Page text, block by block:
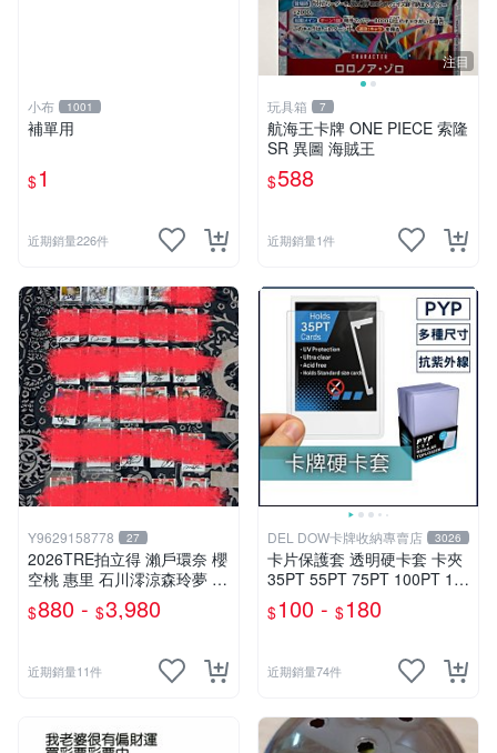
小布 1001
補單用
$1
近期銷量226件
注目
玩具箱 7
航海王卡牌 ONE PIECE 索隆
SR 異圖 海賊王
$588
近期銷量1件
Y9629158778 27
2026TRE拍立得 瀨戶環奈 櫻
空桃 惠里 石川澪涼森玲夢 神
木麗 七森莉莉 西宮夢 渡部穗
乃 本莊鈴 小那海綾 純白彩永
$880 - $3,980
近期銷量11件
DEL DOW卡牌收納專賣店 3026
卡片保護套 透明硬卡套 卡夾
35PT 55PT 75PT 100PT 13
0PT 180PT 寶可夢 寶可夢 遊
戲王 球員卡 球衣卡
$100 - $180
近期銷量74件